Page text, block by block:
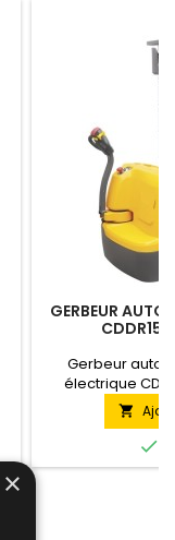
GERBEUR
Gerbeur
électrique
soulève une
tonne, à une
Équipé avec


×